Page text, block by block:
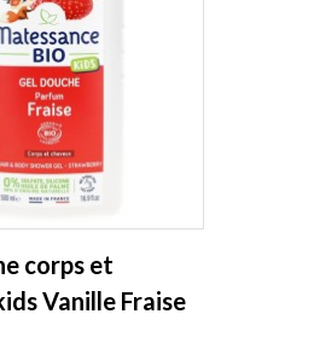
corps et
Vanille Fraise